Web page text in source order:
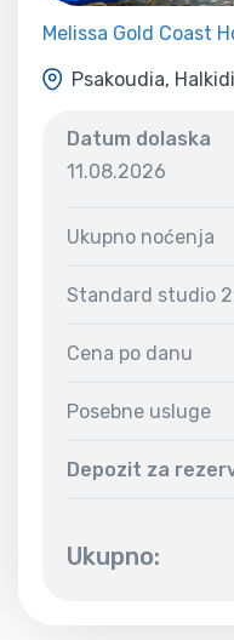
Melissa Gold Coast
Psakoudia,
Datum dolaska
11.08.2026
Ukupno noćenja
Standard studio
Cena po danu
Posebne usluge
Depozit za
Ukupno: